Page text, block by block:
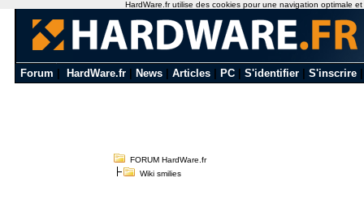
Forum HardWare.fr News Articles PC S'identifier S'inscrire
FORUM HardWare.fr
Wiki smilies
HardWare.fr utilise des cookies pour une navigation optimale